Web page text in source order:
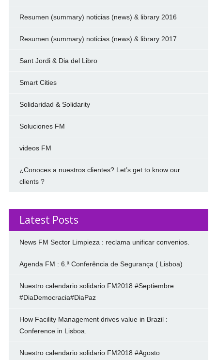
Resumen (summary) noticias (news) & library 2016
Resumen (summary) noticias (news) & library 2017
Sant Jordi & Dia del Libro
Smart Cities
Solidaridad & Solidarity
Soluciones FM
videos FM
¿Conoces a nuestros clientes? Let’s get to know our
clients ?
Latest Posts
News FM Sector Limpieza : reclama unificar convenios.
Agenda FM : 6.ª Conferência de Segurança ( Lisboa)
Nuestro calendario solidario FM2018 #Septiembre
#DiaDemocracia#DiaPaz
How Facility Management drives value in Brazil :
Conference in Lisboa.
Nuestro calendario solidario FM2018 #Agosto